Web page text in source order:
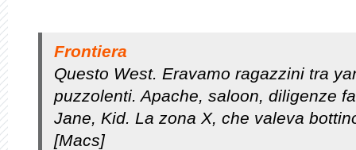
Frontiera
Questo West. Eravamo ragazzini tra
puzzolenti. Apache, saloon, diligenze
Jane, Kid. La zona X, che valeva
[Macs]